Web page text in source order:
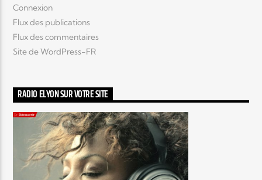
Connexion
Flux des publications
Flux des commentaires
Site de WordPress-FR
RADIO ELYON SUR VOTRE SITE